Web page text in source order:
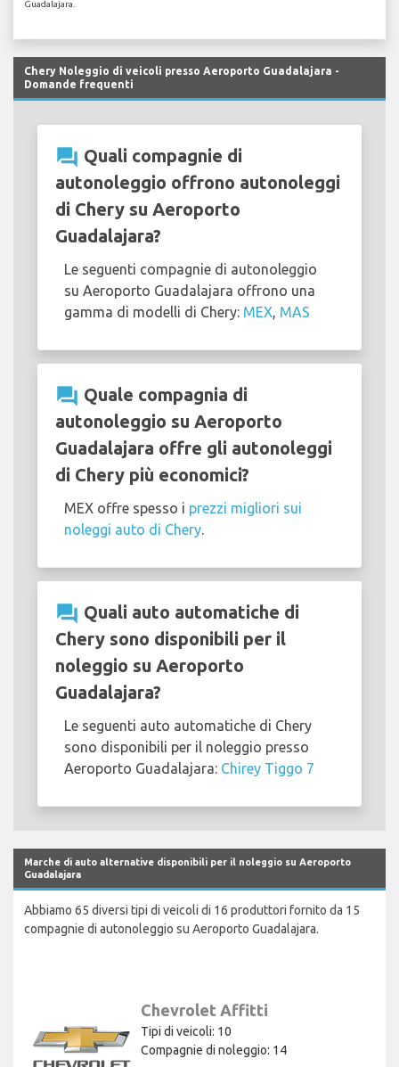
Guadalajara.
Chery Noleggio di veicoli presso Aeroporto Guadalajara -
Domande frequenti
question_answer Quali compagnie di
autonoleggio offrono autonoleggi
di Chery su Aeroporto
Guadalajara?
Le seguenti compagnie di autonoleggio
su Aeroporto Guadalajara offrono una
gamma di modelli di Chery: MEX, MAS
question_answer Quale compagnia di
autonoleggio su Aeroporto
Guadalajara offre gli autonoleggi
di Chery più economici?
MEX offre spesso i prezzi migliori sui
noleggi auto di Chery.
question_answer Quali auto automatiche di
Chery sono disponibili per il
noleggio su Aeroporto
Guadalajara?
Le seguenti auto automatiche di Chery
sono disponibili per il noleggio presso
Aeroporto Guadalajara: Chirey Tiggo 7
Marche di auto alternative disponibili per il noleggio su Aeroporto
Guadalajara
Abbiamo 65 diversi tipi di veicoli di 16 produttori fornito da 15
compagnie di autonoleggio su Aeroporto Guadalajara.
Chevrolet Affitti
Tipi di veicoli: 10
Compagnie di noleggio: 14